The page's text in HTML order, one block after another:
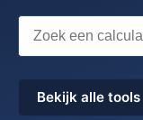
Bekijk alle tools